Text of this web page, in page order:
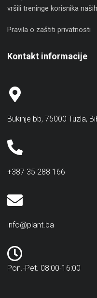
vršili treninge korisnika
Pravila o zaštiti privatnosti
Kontakt informacije
Bukinje bb, 75000 Tuzla,
+387 35 288 166
info@plant.ba
Pon.-Pet. 08:00-16:00